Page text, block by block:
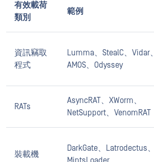
有效載荷
類別
範例
資訊竊取
程式
Lumma、StealC、Vidar、
AMOS、Odyssey
RATs
AsyncRAT、XWorm、
NetSupport、VenomRAT
裝載機
DarkGate、Latrodectus、